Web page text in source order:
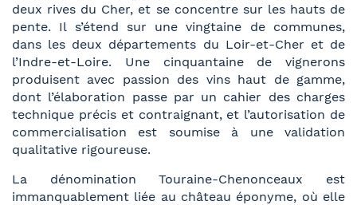
deux rives du Cher, et se concentre sur les hauts de
pente. Il s’étend sur une vingtaine de communes,
dans les deux départements du Loir-et-Cher et de
l’Indre-et-Loire. Une cinquantaine de vignerons
produisent avec passion des vins haut de gamme,
dont l’élaboration passe par un cahier des charges
technique précis et contraignant, et l’autorisation de
commercialisation est soumise à une validation
qualitative rigoureuse.
La dénomination Touraine-Chenonceaux est
immanquablement liée au château éponyme, où elle